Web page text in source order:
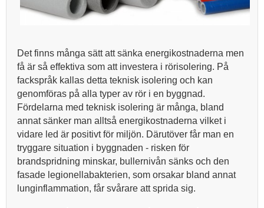
Det finns många sätt att sänka energikostnaderna men
få är så effektiva som att investera i rörisolering. På
fackspråk kallas detta teknisk isolering och kan
genomföras på alla typer av rör i en byggnad.
Fördelarna med teknisk isolering är många, bland
annat sänker man alltså energikostnaderna vilket i
vidare led är positivt för miljön. Därutöver får man en
tryggare situation i byggnaden - risken för
brandspridning minskar, bullernivån sänks och den
fasade legionellabakterien, som orsakar bland annat
lunginflammation, får svårare att sprida sig.